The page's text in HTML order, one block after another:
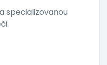
specializovanou